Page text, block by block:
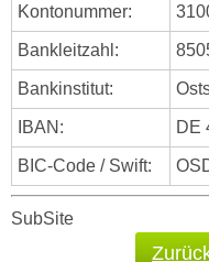
Kontonummer:
Bankleitzahl:
Bankinstitut:
IBAN: DE
BIC-Code / Swift:
SubSite